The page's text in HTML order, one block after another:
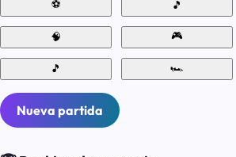
⚽ 🎵
🧠 🎮
🎵 🏎️
Nueva partida